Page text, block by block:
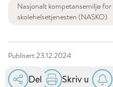
Nasjonalt kompetansemiljø
skolehelsetjenesten (NASKO)
Publisert23.12.2024
Del Skriv ut